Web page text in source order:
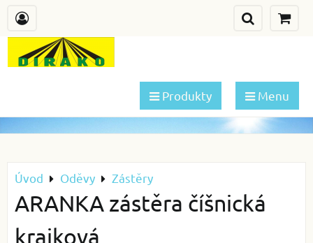
Produkty Menu
Úvod Oděvy Zástěry
ARANKA zástěra číšnická
krajková